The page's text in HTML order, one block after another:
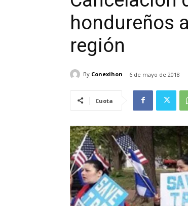
hondureños
región
By Conexihon 6 de mayo de 2018
Cuota